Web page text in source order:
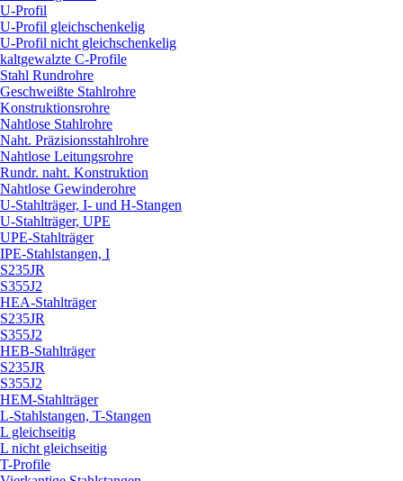
U-Profil
U-Profil gleichschenkelig
U-Profil nicht gleichschenkelig
kaltgewalzte C-Profile
Stahl Rundrohre
Geschweißte Stahlrohre
Konstruktionsrohre
Nahtlose Stahlrohre
Naht. Präzisionsstahlrohre
Nahtlose Leitungsrohre
Rundr. naht. Konstruktion
Nahtlose Gewinderohre
U-Stahlträger, I- und H-Stangen
U-Stahlträger, UPE
UPE-Stahlträger
IPE-Stahlstangen, I
S235JR
S355J2
HEA-Stahlträger
S235JR
S355J2
HEB-Stahlträger
S235JR
S355J2
HEM-Stahlträger
L-Stahlstangen, T-Stangen
L gleichseitig
L nicht gleichseitig
T-Profile